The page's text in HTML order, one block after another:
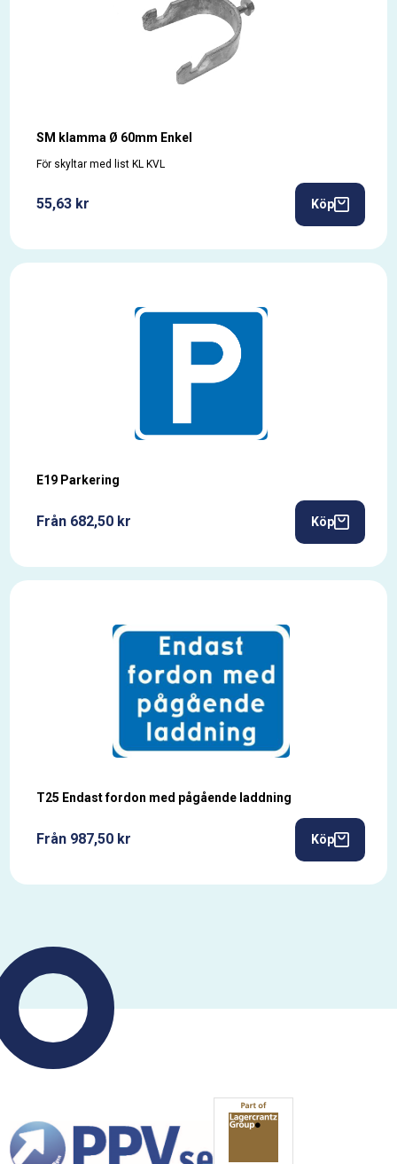
SM klamma Ø 60mm Enkel
För skyltar med list KL KVL
55,63 kr Köp
E19 Parkering
Från 682,50 kr Köp
T25 Endast fordon med pågående laddning
Från 987,50 kr Köp